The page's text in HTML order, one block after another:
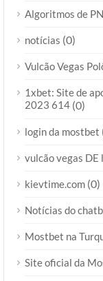
Algoritmos de
notícias (0)
Vulcão Vegas
1xbet: Site de
2023 614 (0)
login da mostbet
vulcão vegas DE
kievtime.com (0)
Notícias do
Mostbet na
Site oficial da